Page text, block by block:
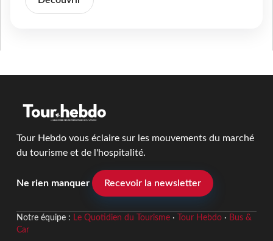
Tour Hebdo vous éclaire sur les mouvements du marché
du tourisme et de l'hospitalité.
Ne rien manquer Recevoir la newsletter
Notre équipe : Le Quotidien du Tourisme· Tour Hebdo· Bus &
Car